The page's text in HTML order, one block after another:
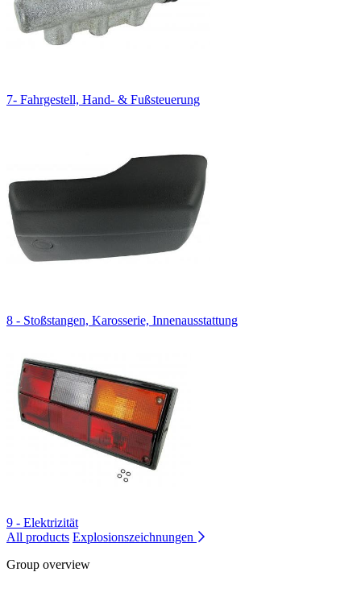
7- Fahrgestell, Hand- & Fußsteuerung
8 - Stoßstangen, Karosserie, Innenausstattung
9 - Elektrizität
All products Explosionszeichnungen
Group overview